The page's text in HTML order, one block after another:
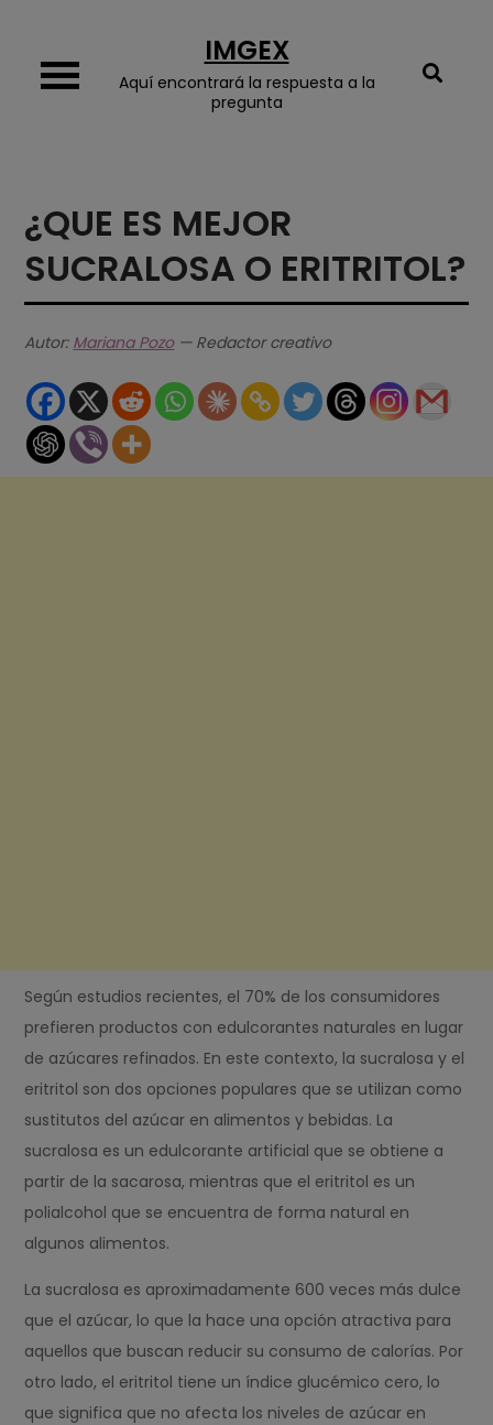
content
IMGEX
Aquí encontrará la respuesta a la
pregunta
¿QUE ES MEJOR
SUCRALOSA O ERITRITOL?
Autor: Mariana Pozo— Redactor creativo
Según estudios recientes, el 70% de los consumidores
prefieren productos con edulcorantes naturales en lugar
de azúcares refinados. En este contexto, la sucralosa y el
eritritol son dos opciones populares que se utilizan como
sustitutos del azúcar en alimentos y bebidas. La
sucralosa es un edulcorante artificial que se obtiene a
partir de la sacarosa, mientras que el eritritol es un
polialcohol que se encuentra de forma natural en
algunos alimentos.
La sucralosa es aproximadamente 600 veces más dulce
que el azúcar, lo que la hace una opción atractiva para
aquellos que buscan reducir su consumo de calorías. Por
otro lado, el eritritol tiene un índice glucémico cero, lo
que significa que no afecta los niveles de azúcar en